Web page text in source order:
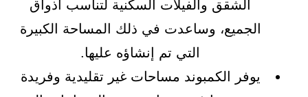
الشقق والفيلات السكنية لتناسب أذواق
الجميع، وساعدت في ذلك المساحة الكبيرة
التي تم إنشاؤه عليها.
يوفر الكمبوند مساحات غير تقليدية وفريدة